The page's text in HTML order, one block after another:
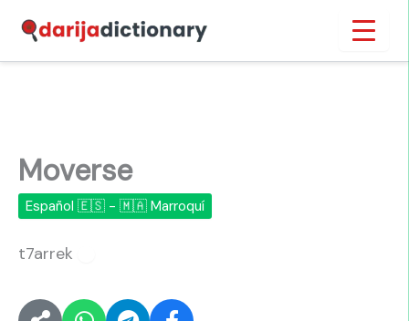
contenido
Moverse
Español 🇪🇸 - 🇲🇦 Marroquí
t7arrek